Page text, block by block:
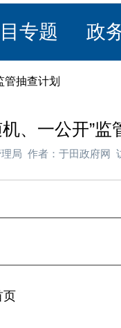
专题 政
管抽查计划
、一公开”监
局 作者：于田政府网
页